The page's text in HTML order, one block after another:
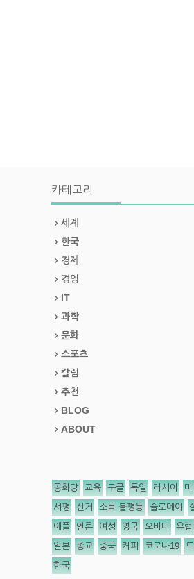
카테고리
세계
한국
경제
경영
IT
과학
문화
스포츠
칼럼
추천
BLOG
ABOUT
공화당 교육 구글 독일 러시아
서평 선거 소득 불평등 슬로데이
애플 언론 여성 영국 오바마 유럽
일본 종교 중국 커피 코로나19
한국